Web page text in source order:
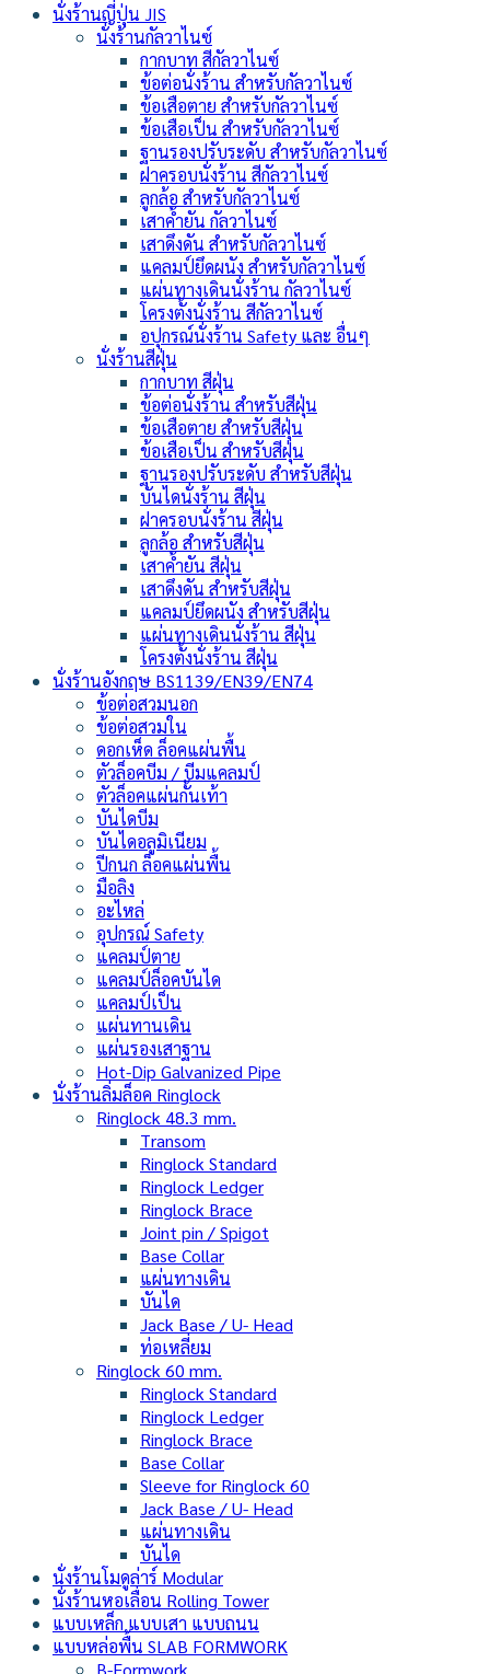
นั่งร้านญี่ปุ่น JIS
นั่งร้านกัลวาไนซ์
กากบาท สีกัลวาไนซ์
ข้อต่อนั่งร้าน สำหรับกัลวาไนซ์
ข้อเสือตาย สำหรับกัลวาไนซ์
ข้อเสือเป็น สำหรับกัลวาไนซ์
ฐานรองปรับระดับ สำหรับกัลวาไนซ์
ฝาครอบนั่งร้าน สีกัลวาไนซ์
ลูกล้อ สำหรับกัลวาไนซ์
เสาค้ำยัน กัลวาไนซ์
เสาดึงดัน สำหรับกัลวาไนซ์
แคลมป์ยึดผนัง สำหรับกัลวาไนซ์
แผ่นทางเดินนั่งร้าน กัลวาไนซ์
โครงตั้งนั่งร้าน สีกัลวาไนซ์
อปุกรณ์นั่งร้าน Safety และ อื่นๆ
นั่งร้านสีฝุ่น
กากบาท สีฝุ่น
ข้อต่อนั่งร้าน สำหรับสีฝุ่น
ข้อเสือตาย สำหรับสีฝุ่น
ข้อเสือเป็น สำหรับสีฝุ่น
ฐานรองปรับระดับ สำหรับสีฝุ่น
บันไดนั่งร้าน สีฝุ่น
ฝาครอบนั่งร้าน สีฝุ่น
ลูกล้อ สำหรับสีฝุ่น
เสาค้ำยัน สีฝุ่น
เสาดึงดัน สำหรับสีฝุ่น
แคลมป์ยึดผนัง สำหรับสีฝุ่น
แผ่นทางเดินนั่งร้าน สีฝุ่น
โครงตั้งนั่งร้าน สีฝุ่น
นั่งร้านอังกฤษ BS1139/EN39/EN74
ข้อต่อสวมนอก
ข้อต่อสวมใน
ดอกเห็ด ล็อคแผ่นพื้น
ตัวล็อคบีม / บีมแคลมป์
ตัวล็อคแผ่นกั้นเท้า
บันไดบีม
บันไดอลูมิเนียม
ปีกนก ล็อคแผ่นพื้น
มือลิง
อะไหล่
อุปกรณ์ Safety
แคลมป์ตาย
แคลมป์ล็อคบันได
แคลมป์เป็น
แผ่นทานเดิน
แผ่นรองเสาฐาน
Hot-Dip Galvanized Pipe
นั่งร้านลิ่มล็อค Ringlock
Ringlock 48.3 mm.
Transom
Ringlock Standard
Ringlock Ledger
Ringlock Brace
Joint pin / Spigot
Base Collar
แผ่นทางเดิน
บันได
Jack Base / U- Head
ท่อเหลี่ยม
Ringlock 60 mm.
Ringlock Standard
Ringlock Ledger
Ringlock Brace
Base Collar
Sleeve for Ringlock 60
Jack Base / U- Head
แผ่นทางเดิน
บันได
นั่งร้านโมดูล่าร์ Modular
นั่งร้านหอเลื่อน Rolling Tower
แบบเหล็ก แบบเสา แบบถนน
แบบหล่อพื้น SLAB FORMWORK
B-Formwork